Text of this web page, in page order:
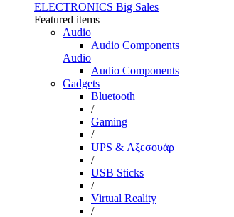
ELECTRONICS Big Sales
Featured items
Audio
Audio Components
Audio
Audio Components
Gadgets
Bluetooth
/
Gaming
/
UPS & Αξεσουάρ
/
USB Sticks
/
Virtual Reality
/